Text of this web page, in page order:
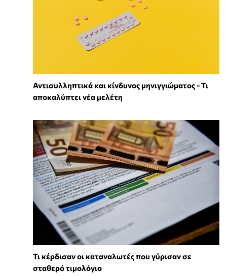
Αντισυλληπτικά και κίνδυνος μηνιγγιώματος - Τι
αποκαλύπτει νέα μελέτη
Τι κέρδισαν οι καταναλωτές που γύρισαν σε
σταθερό τιμολόγιο